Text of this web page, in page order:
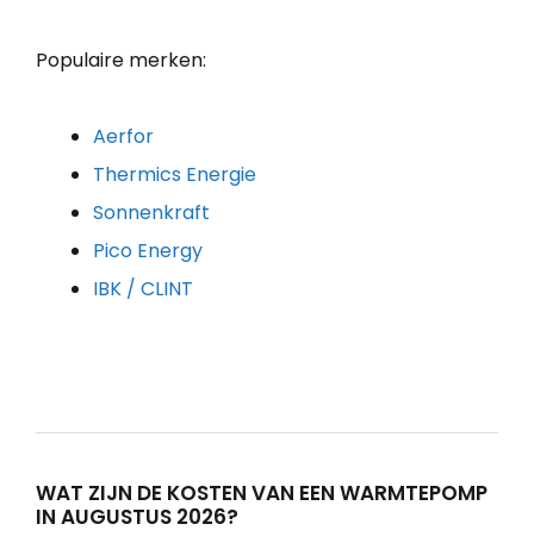
Populaire merken:
Aerfor
Thermics Energie
Sonnenkraft
Pico Energy
IBK / CLINT
WAT ZIJN DE KOSTEN VAN EEN WARMTEPOMP
IN AUGUSTUS 2026?